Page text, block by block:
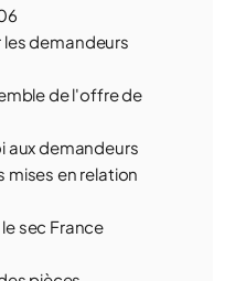
demandeurs
de l'offre de
aux demandeurs
en relation
sec France